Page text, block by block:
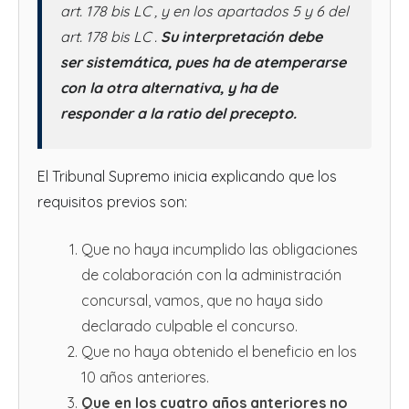
art. 178 bis LC , y en los apartados 5 y 6 del
art. 178 bis LC . Su interpretación debe
ser sistemática, pues ha de atemperarse
con la otra alternativa, y ha de
responder a la ratio del precepto.
El Tribunal Supremo inicia explicando que los
requisitos previos son:
Que no haya incumplido las obligaciones
de colaboración con la administración
concursal, vamos, que no haya sido
declarado culpable el concurso.
Que no haya obtenido el beneficio en los
10 años anteriores.
Que en los cuatro años anteriores no